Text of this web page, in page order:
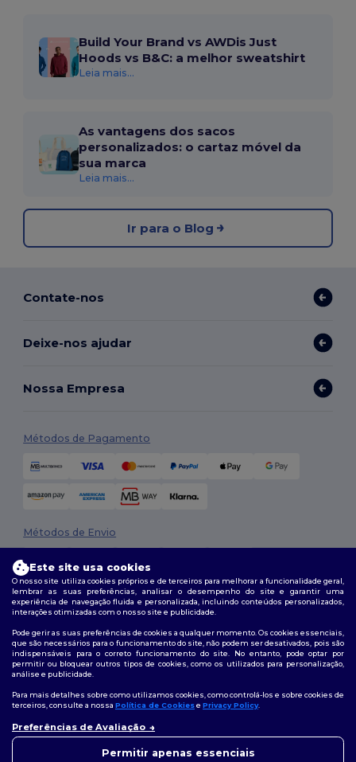
Build Your Brand vs AWDis Just
Hoods vs B&C: a melhor sweatshirt
Leia mais...
As vantagens dos sacos
personalizados: o cartaz móvel da
sua marca
Leia mais...
Ir para o Blog
Contate-nos
Deixe-nos ajudar
Nossa Empresa
Métodos de Pagamento
Métodos de Envio
2026. Todos os direitos reservados
Termos e Condições|Política de personalização
|Política de cookies|Mapa do Site
Siga-nos
Este site usa cookies
O nosso site utiliza cookies próprios e de terceiros para melhorar a funcionalidade geral,
lembrar as suas preferências, analisar o desempenho do site e garantir uma
experiência de navegação fluida e personalizada, incluindo conteúdos personalizados,
interações otimizadas com o nosso site e publicidade.
Pode gerir as suas preferências de cookies a qualquer momento. Os cookies essenciais,
que são necessários para o funcionamento do site, não podem ser desativados, pois são
indispensáveis para o correto funcionamento do site. No entanto, pode optar por
permitir ou bloquear outros tipos de cookies, como os utilizados para personalização,
análise e publicidade.
Para mais detalhes sobre como utilizamos cookies, como controlá-los e sobre cookies de
terceiros, consulte a nossa Política de Cookiese Privacy Policy.
Preferências de Avaliação
Permitir apenas essenciais
questão, pode contactar-nos a